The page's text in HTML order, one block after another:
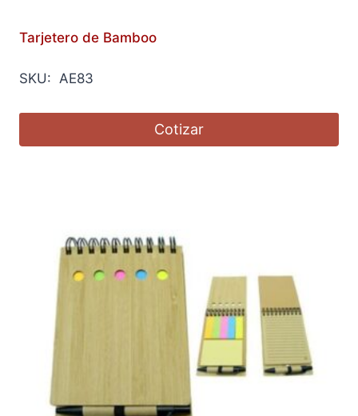
Tarjetero de Bamboo
SKU: AE83
Cotizar